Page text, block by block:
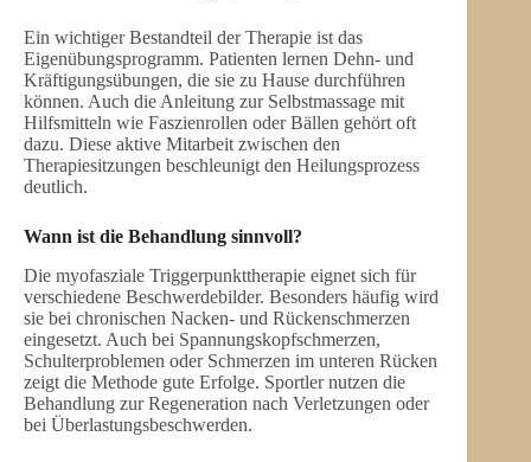
Ein wichtiger Bestandteil der Therapie ist das
Eigenübungsprogramm. Patienten lernen Dehn- und
Kräftigungsübungen, die sie zu Hause durchführen
können. Auch die Anleitung zur Selbstmassage mit
Hilfsmitteln wie Faszienrollen oder Bällen gehört oft
dazu. Diese aktive Mitarbeit zwischen den
Therapiesitzungen beschleunigt den Heilungsprozess
deutlich.
Wann ist die Behandlung sinnvoll?
Die myofasziale Triggerpunkttherapie eignet sich für
verschiedene Beschwerdebilder. Besonders häufig wird
sie bei chronischen Nacken- und Rückenschmerzen
eingesetzt. Auch bei Spannungskopfschmerzen,
Schulterproblemen oder Schmerzen im unteren Rücken
zeigt die Methode gute Erfolge. Sportler nutzen die
Behandlung zur Regeneration nach Verletzungen oder
bei Überlastungsbeschwerden.